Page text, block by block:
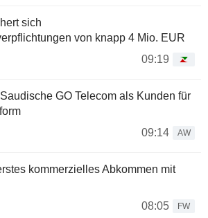
sich
von knapp 4 Mio. EUR
09:19
GO Telecom als Kunden für
09:14
AW
kommerzielles Abkommen mit
08:05
FW